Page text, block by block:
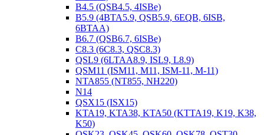
B4.5 (QSB4.5, 4ISBe)
B5.9 (4BTA5.9, QSB5.9, 6EQB, 6ISB,
6BTAA)
B6.7 (QSB6.7, 6ISBe)
C8.3 (6C8.3, QSC8.3)
QSL9 (6LTAA8.9, ISL9, L8.9)
QSM11 (ISM11, M11, ISM-11, M-11)
NTA855 (NT855, NH220)
N14
QSX15 (ISX15)
KTA19, KTA38, KTA50 (KTTA19, K19, K38,
K50)